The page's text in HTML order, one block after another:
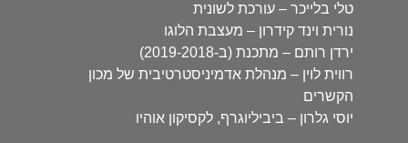
טלי בלייכר – עורכת לשונית
נורית וינד קידרון – מעצבת הלוגו
ירדן רותם – מתכנת (ב-2019-2018)
רווית לוין – מנהלת אדמיניסטרטיבית של מכון
הקשרים
יוסי גלרון – ביביליוגרף, לקסיקון אוהיו